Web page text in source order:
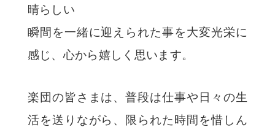
晴らしい
瞬間を一緒に迎えられた事を大変光栄に
感じ、心から嬉しく思います。
楽団の皆さまは、普段は仕事や日々の生
活を送りながら、限られた時間を惜しん